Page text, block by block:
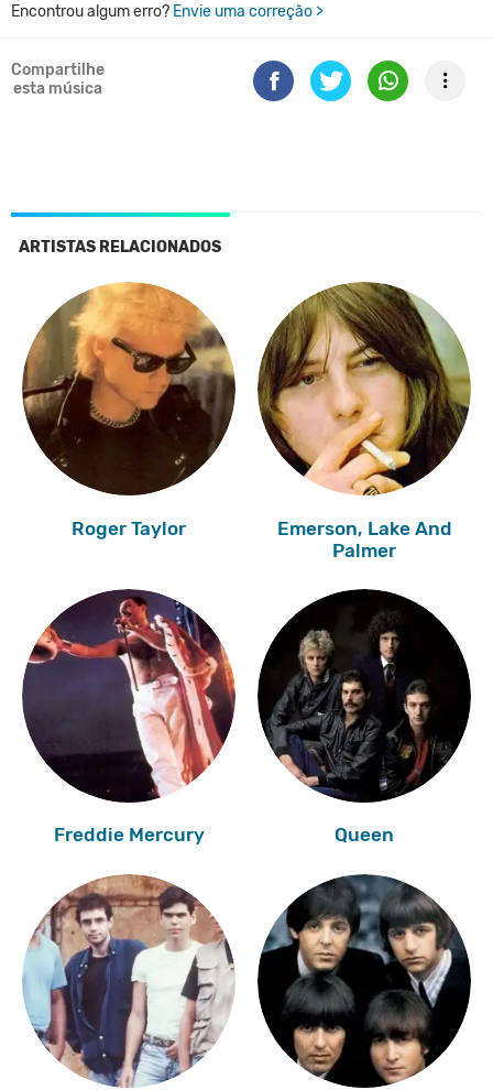
Encontrou algum erro? Envie uma correção >
Compartilhe
esta música
ARTISTAS RELACIONADOS
Roger Taylor
Emerson, Lake And
Palmer
Freddie Mercury Queen